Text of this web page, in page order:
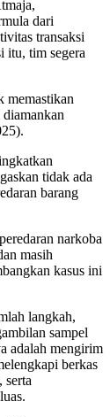
dari
transaksi
itu, tim segera
memastikan
tidak ada
barang
narkoba
masih
kasus ini
langkah,
sampel
adalah mengirim
berkas
serta